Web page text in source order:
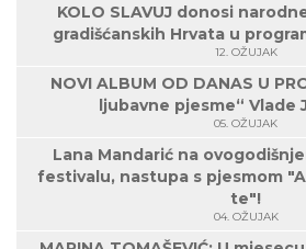
KOLO SLAVUJ donosi
gradišćanskih Hrvata u
12. OŽUJAK
NOVI ALBUM OD DANAS U
ljubavne pjesme“ Vlade
05. OŽUJAK
Lana Mandarić na
festivalu, nastupa s pjesmom
te"!
04. OŽUJAK